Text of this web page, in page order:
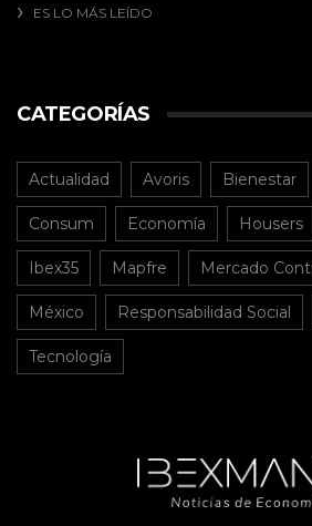
ES LO MÁS LEÍDO
CATEGORÍAS
Actualidad Avoris Bienestar
Consum Economía Housers
Ibex35 Mapfre Mercado
México Responsabilidad Social
Tecnología